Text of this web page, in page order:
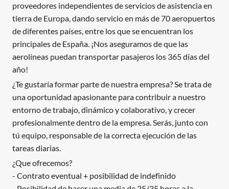
proveedores independientes de servicios de asistencia en
tierra de Europa, dando servicio en más de 70 aeropuertos
de diferentes países, entre los que se encuentran los
principales de España. ¡Nos aseguramos de que las
aerolíneas puedan transportar pasajeros los 365 días del
año!
¿Te gustaría formar parte de nuestra empresa? Se trata de
una oportunidad apasionante para contribuir a nuestro
entorno de trabajo, dinámico y colaborativo, y crecer
profesionalmente dentro de la empresa. Serás, junto con
tú equipo, responsable de la correcta ejecución de las
tareas diarias.
¿Que ofrecemos?
- Contrato eventual + posibilidad de indefinido